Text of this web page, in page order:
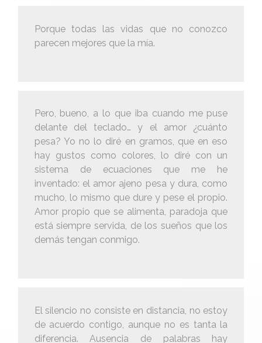
Porque todas las vidas que no conozco
parecen mejores que la mía.
Pero, bueno, a lo que iba cuando me puse
delante del teclado… y el amor ¿cuánto
pesa? Yo no lo diré en gramos, que en eso
hay gustos como colores, lo diré con un
sistema de ecuaciones que me he
inventado: el amor ajeno pesa y dura, como
mucho, lo mismo que dure y pese el propio.
Amor propio que se alimenta, paradoja que
está siempre servida, de los sueños que los
demás tengan conmigo.
El silencio no consiste en distancia, no estoy
de acuerdo contigo, aunque no es tanta la
diferencia. Ausencia de palabras hay